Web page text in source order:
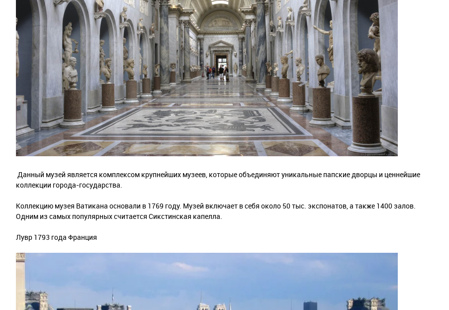
Данный музей является комплексом крупнейших музеев, которые объединяют уникальные папские дворцы и ценнейшие
коллекции города-государства.
Коллекцию музея Ватикана основали в 1769 году. Музей включает в себя около 50 тыс. экспонатов, а также 1400 залов.
Одним из самых популярных считается Сикстинская капелла.
Лувр 1793 года Франция